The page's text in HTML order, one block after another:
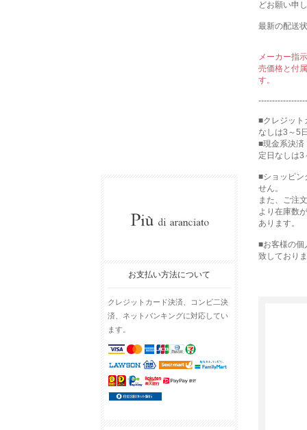
お支払い方法について
クレジットカード決済、コンビ二決
済、ネットバンキングに対応してい
ます。
どお願い申
最新の配送
メーカー指
売価格と付
す。
■クレジット
なしは3～5
■現金系決済
定日なしは3
■ショッピン
せん。
また、ご注
より在庫数
あります。
■お客様の個
致しており